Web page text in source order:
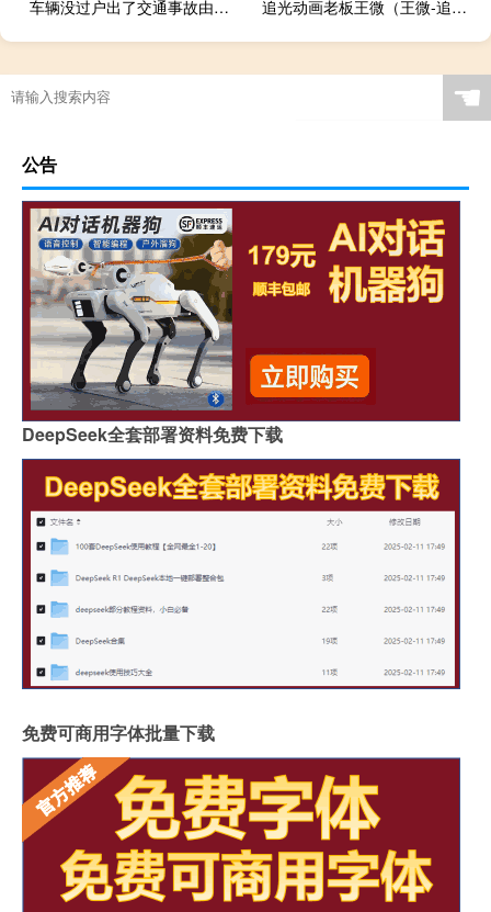
车辆没过户出了交通事故由谁来负责 追光动画老板王微（王微-追光人动画设计(北京)有限公司创始人兼执行董事介绍）
☚
公告
DeepSeek全套部署资料免费下载
免费可商用字体批量下载